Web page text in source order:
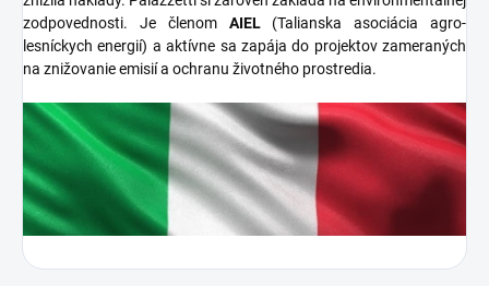
zodpovednosti. Je členom AIEL(Talianska asociácia agro-
lesníckych energií) a aktívne sa zapája do projektov zameraných
na znižovanie emisií a ochranu životného prostredia.